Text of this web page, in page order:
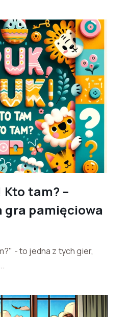
Kto tam? –
gra pamięciowa
- to jedna z tych gier,